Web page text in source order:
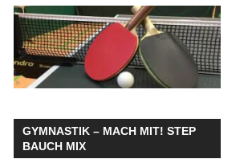
GYMNASTIK – MACH MIT! STEP
BAUCH MIX